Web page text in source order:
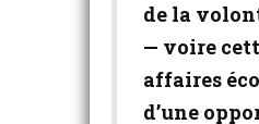
de la
— voire
affaires
d’une